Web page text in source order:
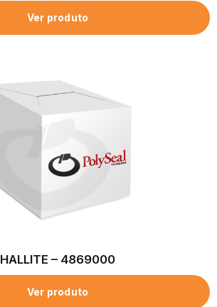
Ver produto
HALLITE – 4869000
Ver produto